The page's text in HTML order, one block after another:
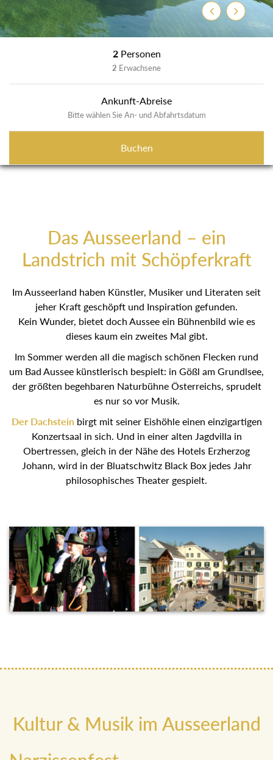
ZurückWeiter
2 Personen
2 Erwachsene
Ankunft-Abreise
Bitte wählen Sie An- und Abfahrtsdatum
Buchen
Das Ausseerland – ein
Landstrich mit Schöpferkraft
Im Ausseerland haben Künstler, Musiker und Literaten seit
jeher Kraft geschöpft und Inspiration gefunden.
Kein Wunder, bietet doch Aussee ein Bühnenbild wie es
dieses kaum ein zweites Mal gibt.
Im Sommer werden all die magisch schönen Flecken rund
um Bad Aussee künstlerisch bespielt: in Gößl am Grundlsee,
der größten begehbaren Naturbühne Österreichs, sprudelt
es nur so vor Musik.
Der Dachstein birgt mit seiner Eishöhle einen einzigartigen
Konzertsaal in sich. Und in einer alten Jagdvilla in
Obertressen, gleich in der Nähe des Hotels Erzherzog
Johann, wird in der Bluatschwitz Black Box jedes Jahr
philosophisches Theater gespielt.
Kultur & Musik im Ausseerland